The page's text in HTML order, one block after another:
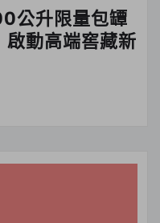
公升限量包罈
動高端窖藏新